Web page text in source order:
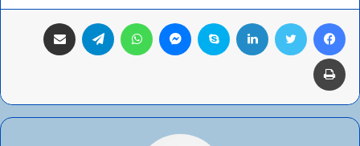
فيسبوك تويتر لينكدإن سكايب ماسنجر واتساب تيلقرام
طباعة